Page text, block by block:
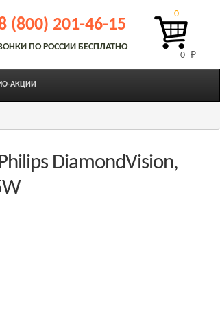
(800) 201-46-15
ПО РОССИИ БЕСПЛАТНО
0 ₽
0
АКЦИИ
DiamondVision,